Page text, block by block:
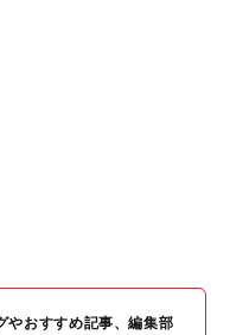
おすすめ記事、編集部